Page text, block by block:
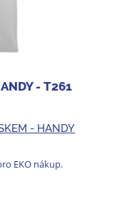
- T261
- HANDY
EKO nákup.